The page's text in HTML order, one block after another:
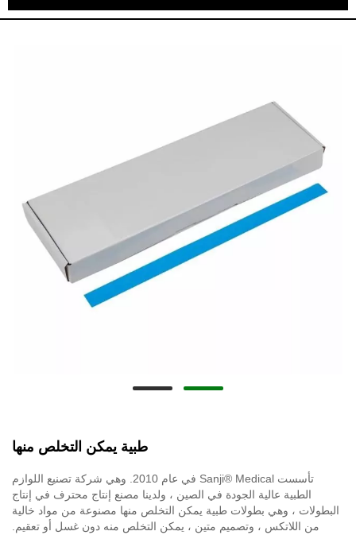
طبية يمكن التخلص منها
تأسست Sanji® Medical في عام 2010. وهي شركة تصنيع اللوازم
الطبية عالية الجودة في الصين ، ولدينا مصنع إنتاج محترف في إنتاج
البطولات ، وهي بطولات طبية يمكن التخلص منها مصنوعة من مواد خالية
من اللاتكس ، وتصميم متين ، يمكن التخلص منه دون غسل أو تعقيم.